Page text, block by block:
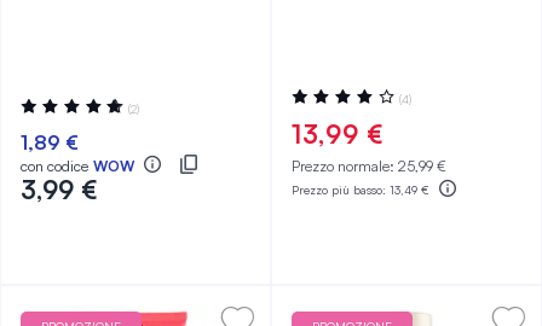
Valutazione:
100%
(2)
1,89 €
con codice WOW
3,99 €
Valutazione:
80%
(4)
13,99 €
Prezzo normale: 25,99 €
Prezzo più basso: 13,49 €